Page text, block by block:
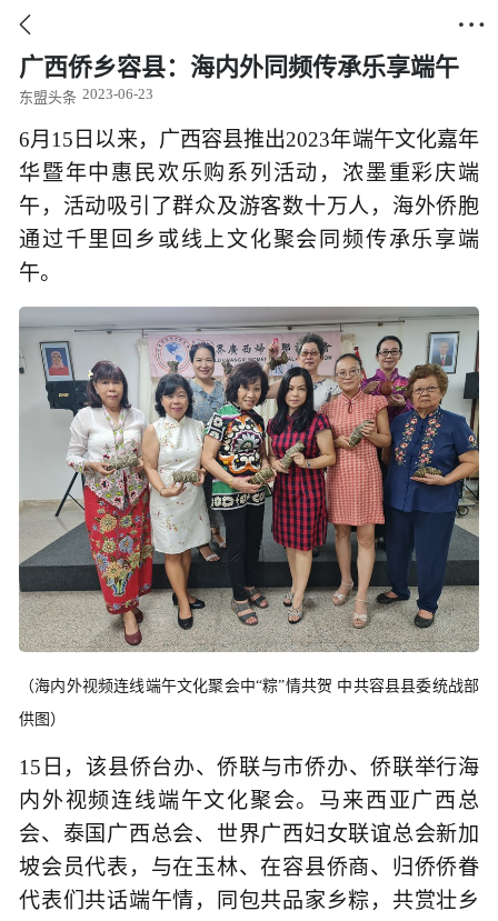
 
广西侨乡容县：海内外同频传承乐享端午
东盟头条 2023-06-23
6月15日以来，广西容县推出2023年端午文化嘉年
华暨年中惠民欢乐购系列活动，浓墨重彩庆端
午，活动吸引了群众及游客数十万人，海外侨胞
通过千里回乡或线上文化聚会同频传承乐享端
午。
（海内外视频连线端午文化聚会中“粽”情共贺 中共容县县委统战部
供图）
15日，该县侨台办、侨联与市侨办、侨联举行海
内外视频连线端午文化聚会。马来西亚广西总
会、泰国广西总会、世界广西妇女联谊总会新加
坡会员代表，与在玉林、在容县侨商、归侨侨眷
代表们共话端午情，同包共品家乡粽，共赏壮乡